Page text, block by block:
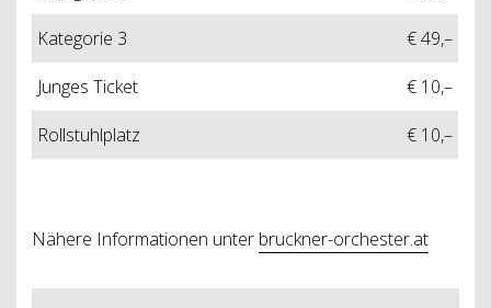
Kategorie 3
€ 49,–
Junges Ticket
€ 10,–
Rollstuhlplatz
€ 10,–
Nähere Informationen unter bruckner-orchester.at